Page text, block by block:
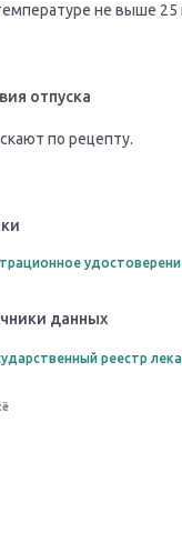
не выше 25
отпуска
по рецепту.
данных
реестр